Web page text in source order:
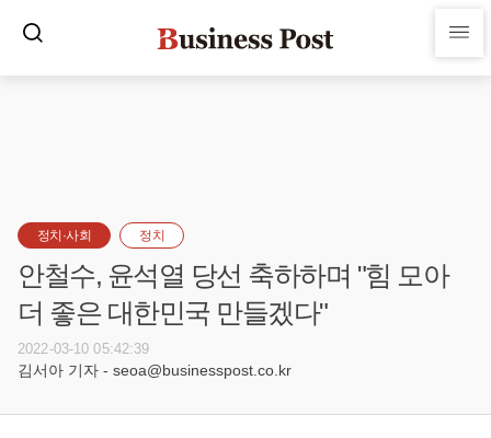
정치·사회 정치
안철수, 윤석열 당선 축하하며 "힘 모아
더 좋은 대한민국 만들겠다"
2022-03-10 05:42:39
김서아 기자 - seoa@businesspost.co.kr